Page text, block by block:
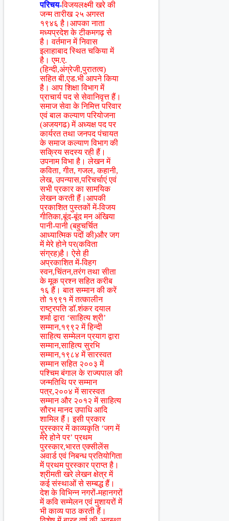
परिचय-विजयलक्ष्मी खरे की
जन्म तारीख २५ अगस्त
१९४६ है।आपका नाता
मध्यप्रदेश के टीकमगढ़ से
है। वर्तमान में निवास
इलाहाबाद स्थित चकिया में
है। एम.ए.
(हिन्दी,अंग्रेजी,पुरातत्व)
सहित बी.एड.भी आपने किया
है। आप शिक्षा विभाग में
प्राचार्य पद से सेवानिवृत्त हैं।
समाज सेवा के निमित्त परिवार
एवं बाल कल्याण परियोजना
(अजयगढ) में अध्यक्ष पद पर
कार्यरत तथा जनपद पंचायत
के समाज कल्याण विभाग की
सक्रिय सदस्य रही हैं।
उपनाम विभा है। लेखन में
कविता, गीत, गजल, कहानी,
लेख, उपन्यास,परिचर्चाएं एवं
सभी प्रकार का सामयिक
लेखन करती हैं।आपकी
प्रकाशित पुस्तकों में-विजय
गीतिका,बूंद-बूंद मन अंखिया
पानी-पानी (बहुचर्चित
आध्यात्मिक पदों की)और जग
में मेरे होने पर(कविता
संग्रह)है। ऐसे ही
अप्रकाशित में-विहग
स्वन,चिंतन,तरंग तथा सीता
के मूक प्रश्न सहित करीब
१६ हैं। बात सम्मान की करें
तो १९९१ में तत्कालीन
राष्ट्रपति डॉ.शंकर दयाल
शर्मा द्वारा ‘साहित्य श्री’
सम्मान,१९९२ में हिन्दी
साहित्य सम्मेलन प्रयाग द्वारा
सम्मान,साहित्य सुरभि
सम्मान,१९८४ में सारस्वत
सम्मान सहित २००३ में
पश्चिम बंगाल के राज्यपाल की
जन्मतिथि पर सम्मान
पत्र,२००४ में सारस्वत
सम्मान और २०१२ में साहित्य
सौरभ मानद उपाधि आदि
शामिल हैं। इसी प्रकार
पुरस्कार में काव्यकृति ‘जग में
मेरे होने पर’ प्रथम
पुरस्कार,भारत एक्सीलेंस
अवार्ड एवं निबन्ध प्रतियोगिता
में प्रथम पुरस्कार प्राप्त है।
श्रीमती खरे लेखन क्षेत्र में
कई संस्थाओं से सम्बद्ध हैं।
देश के विभिन्न नगरों-महानगरों
में कवि सम्मेलन एवं मुशायरों में
भी काव्य पाठ करती हैं।